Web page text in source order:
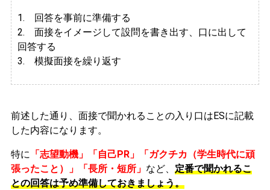
1. 回答を事前に準備する
2. 面接をイメージして設問を書き出す、口に出して
回答する
3. 模擬面接を繰り返す
前述した通り、面接で聞かれることの入り口はESに記載
した内容になります。
特に 「志望動機」「自己PR」「ガクチカ（学生時代に頑
張ったこと）」「長所・短所」 など、 定番で聞かれるこ
との回答は予め準備しておきましょう。